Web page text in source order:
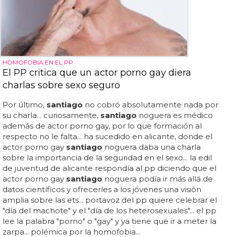
HOMOFOBIA EN EL PP
El PP critica que un actor porno gay diera
charlas sobre sexo seguro
Por último, santiago no cobró absolutamente nada por
su charla... curiosamente, santiago noguera es médico
además de actor porno gay, por lo que formación al
respecto no le falta... ha sucedido en alicante, donde el
actor porno gay santiago noguera daba una charla
sobre la importancia de la seguridad en el sexo... la edil
de juventud de alicante respondía al pp diciendo que el
actor porno gay santiago noguera podía ir más allá de
datos científicos y ofrecerles a los jóvenes una visión
amplia sobre las ets... portavoz del pp quiere celebrar el
"día del machote" y el "día de los heterosexuales"... el pp
lee la palabra "porno" o "gay" y ya tiene que ir a meter la
zarpa... polémica por la homofobia...